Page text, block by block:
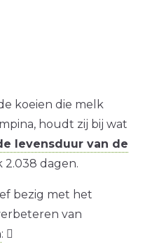
koeien die melk
houdt zij bij wat
levensduur van de
2.038 dagen.
bezig met het
van
: